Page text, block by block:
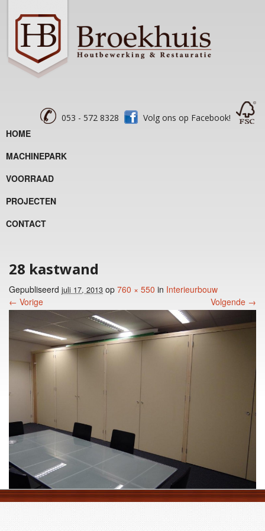
053 - 572 8328 Volg ons op Facebook!
HOME
MACHINEPARK
VOORRAAD
PROJECTEN
CONTACT
28 kastwand
Gepubliseerd juli 17, 2013 op 760 × 550 in Interieurbouw
Foto menu
← Vorige Volgende →